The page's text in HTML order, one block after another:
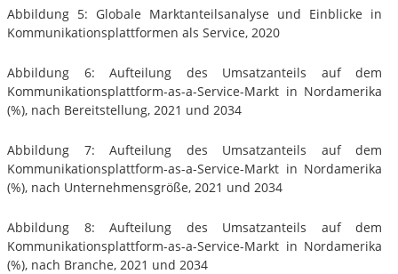
Abbildung 5: Globale Marktanteilsanalyse und Einblicke in
Kommunikationsplattformen als Service, 2020
Abbildung 6: Aufteilung des Umsatzanteils auf dem
Kommunikationsplattform-as-a-Service-Markt in Nordamerika
(%), nach Bereitstellung, 2021 und 2034
Abbildung 7: Aufteilung des Umsatzanteils auf dem
Kommunikationsplattform-as-a-Service-Markt in Nordamerika
(%), nach Unternehmensgröße, 2021 und 2034
Abbildung 8: Aufteilung des Umsatzanteils auf dem
Kommunikationsplattform-as-a-Service-Markt in Nordamerika
(%), nach Branche, 2021 und 2034